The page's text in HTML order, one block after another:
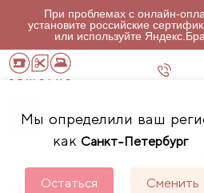
При проблемах с онлайн-
установите российские
или используйте
Мы определили ваш
как Санкт-Петербург
Остаться Сменить
Швейное
Швейное